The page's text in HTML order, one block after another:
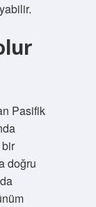
Pasifik
doğru